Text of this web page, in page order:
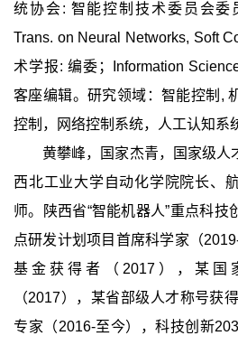
统协会: 智能控制技术委员会委
Trans. on Neural Networks, Soft
术学报: 编委；Information
客座编辑。研究领域：智能控制,
控制，网络控制系统，人工认知系
黄攀峰，国家杰青，国家级人
西北工业大学自动化学院院长、
师。陕西省“智能机器人”重点科
点研发计划项目首席科学家（
基金获得者（2017），某国
（2017），某省部级人才称号获
专家（2016-至今），科技创新